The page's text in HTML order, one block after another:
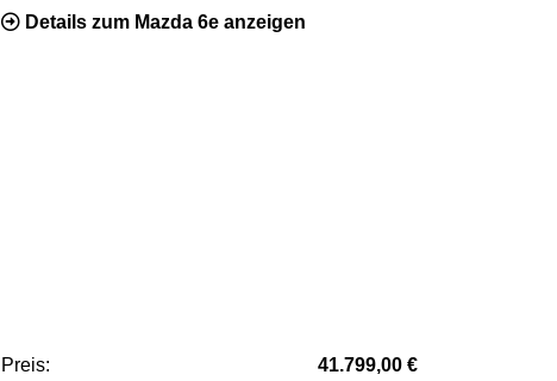
Details zum Mazda 6e anzeigen
Preis:
41.799,00 €